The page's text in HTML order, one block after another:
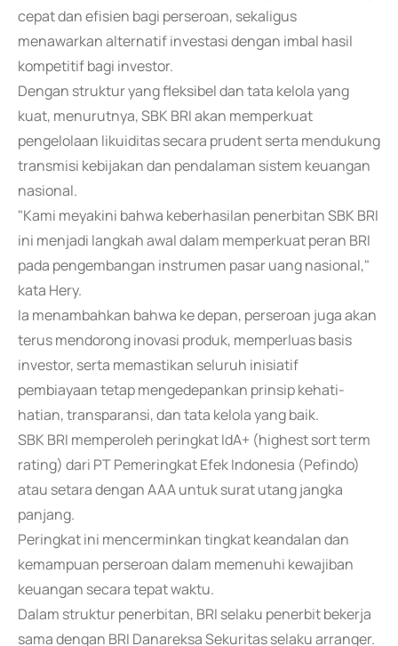
cepat dan efisien bagi perseroan, sekaligus
menawarkan alternatif investasi dengan imbal hasil
kompetitif bagi investor.
Dengan struktur yang fleksibel dan tata kelola yang
kuat, menurutnya, SBK BRI akan memperkuat
pengelolaan likuiditas secara prudent serta mendukung
transmisi kebijakan dan pendalaman sistem keuangan
nasional.
"Kami meyakini bahwa keberhasilan penerbitan SBK BRI
ini menjadi langkah awal dalam memperkuat peran BRI
pada pengembangan instrumen pasar uang nasional,"
kata Hery.
Ia menambahkan bahwa ke depan, perseroan juga akan
terus mendorong inovasi produk, memperluas basis
investor, serta memastikan seluruh inisiatif
pembiayaan tetap mengedepankan prinsip kehati-
hatian, transparansi, dan tata kelola yang baik.
SBK BRI memperoleh peringkat IdA+ (highest sort term
rating) dari PT Pemeringkat Efek Indonesia (Pefindo)
atau setara dengan AAA untuk surat utang jangka
panjang.
Peringkat ini mencerminkan tingkat keandalan dan
kemampuan perseroan dalam memenuhi kewajiban
keuangan secara tepat waktu.
Dalam struktur penerbitan, BRI selaku penerbit bekerja
sama dengan BRI Danareksa Sekuritas selaku arranger.